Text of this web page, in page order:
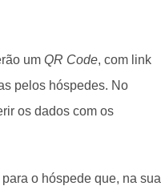
um QR Code, com link
pelos hóspedes. No
os dados com os
o hóspede que, na sua